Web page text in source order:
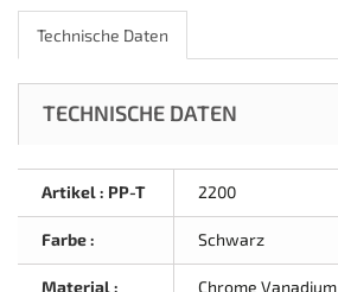
Technische Daten
TECHNISCHE DATEN
Artikel : PP-T 2200
Farbe : Schwarz
Material : Chrome Vanadium